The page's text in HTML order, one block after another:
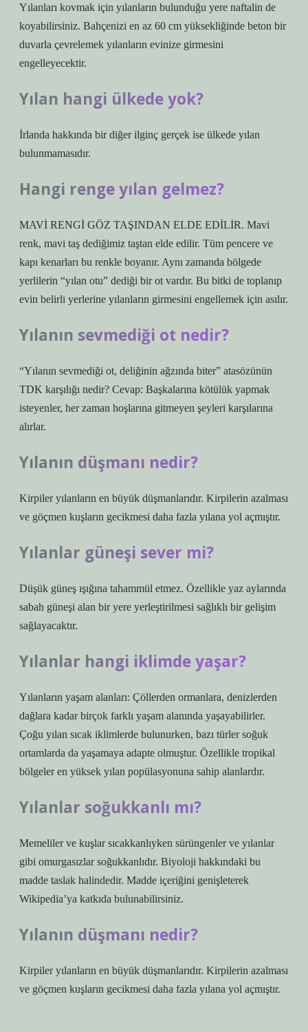
Yılanları kovmak için yılanların bulunduğu yere naftalin de
koyabilirsiniz. Bahçenizi en az 60 cm yüksekliğinde beton bir
duvarla çevrelemek yılanların evinize girmesini
engelleyecektir.
Yılan hangi ülkede yok?
İrlanda hakkında bir diğer ilginç gerçek ise ülkede yılan
bulunmamasıdır.
Hangi renge yılan gelmez?
MAVİ RENGİ GÖZ TAŞINDAN ELDE EDİLİR. Mavi
renk, mavi taş dediğimiz taştan elde edilir. Tüm pencere ve
kapı kenarları bu renkle boyanır. Aynı zamanda bölgede
yerlilerin “yılan otu” dediği bir ot vardır. Bu bitki de toplanıp
evin belirli yerlerine yılanların girmesini engellemek için asılır.
Yılanın sevmediği ot nedir?
“Yılanın sevmediği ot, deliğinin ağzında biter” atasözünün
TDK karşılığı nedir? Cevap: Başkalarına kötülük yapmak
isteyenler, her zaman hoşlarına gitmeyen şeyleri karşılarına
alırlar.
Yılanın düşmanı nedir?
Kirpiler yılanların en büyük düşmanlarıdır. Kirpilerin azalması
ve göçmen kuşların gecikmesi daha fazla yılana yol açmıştır.
Yılanlar güneşi sever mi?
Düşük güneş ışığına tahammül etmez. Özellikle yaz aylarında
sabah güneşi alan bir yere yerleştirilmesi sağlıklı bir gelişim
sağlayacaktır.
Yılanlar hangi iklimde yaşar?
Yılanların yaşam alanları: Çöllerden ormanlara, denizlerden
dağlara kadar birçok farklı yaşam alanında yaşayabilirler.
Çoğu yılan sıcak iklimlerde bulunurken, bazı türler soğuk
ortamlarda da yaşamaya adapte olmuştur. Özellikle tropikal
bölgeler en yüksek yılan popülasyonuna sahip alanlardır.
Yılanlar soğukkanlı mı?
Memeliler ve kuşlar sıcakkanlıyken sürüngenler ve yılanlar
gibi omurgasızlar soğukkanlıdır. Biyoloji hakkındaki bu
madde taslak halindedir. Madde içeriğini genişleterek
Wikipedia’ya katkıda bulunabilirsiniz.
Yılanın düşmanı nedir?
Kirpiler yılanların en büyük düşmanlarıdır. Kirpilerin azalması
ve göçmen kuşların gecikmesi daha fazla yılana yol açmıştır.